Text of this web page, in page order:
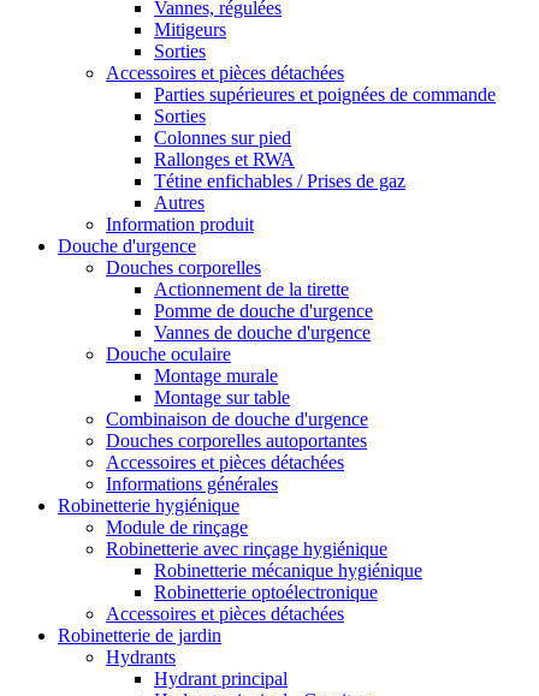
Vannes, régulées
Mitigeurs
Sorties
Accessoires et pièces détachées
Parties supérieures et poignées de commande
Sorties
Colonnes sur pied
Rallonges et RWA
Tétine enfichables / Prises de gaz
Autres
Information produit
Douche d'urgence
Douches corporelles
Actionnement de la tirette
Pomme de douche d'urgence
Vannes de douche d'urgence
Douche oculaire
Montage murale
Montage sur table
Combinaison de douche d'urgence
Douches corporelles autoportantes
Accessoires et pièces détachées
Informations générales
Robinetterie hygiénique
Module de rinçage
Robinetterie avec rinçage hygiénique
Robinetterie mécanique hygiénique
Robinetterie optoélectronique
Accessoires et pièces détachées
Robinetterie de jardin
Hydrants
Hydrant principal